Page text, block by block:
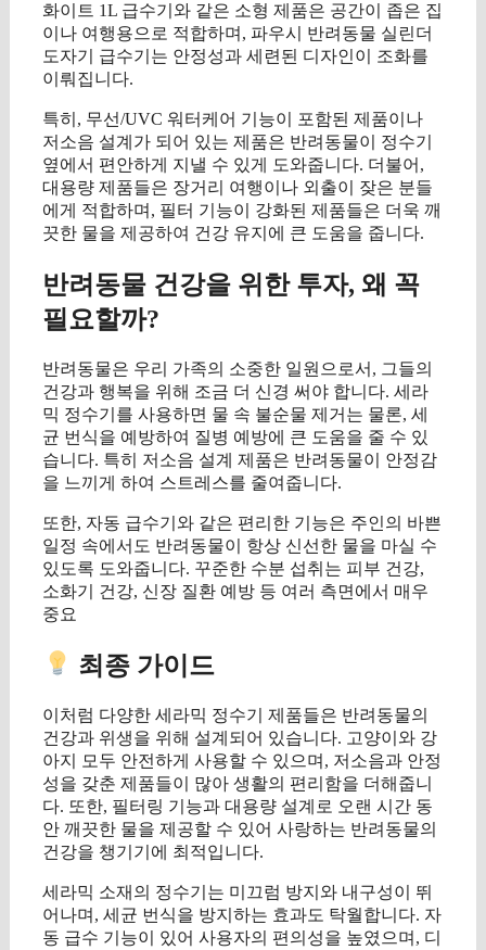
화이트 1L 급수기와 같은 소형 제품은 공간이 좁은 집
이나 여행용으로 적합하며, 파우시 반려동물 실린더
도자기 급수기는 안정성과 세련된 디자인이 조화를
이뤄집니다.
특히, 무선/UVC 워터케어 기능이 포함된 제품이나
저소음 설계가 되어 있는 제품은 반려동물이 정수기
옆에서 편안하게 지낼 수 있게 도와줍니다. 더불어,
대용량 제품들은 장거리 여행이나 외출이 잦은 분들
에게 적합하며, 필터 기능이 강화된 제품들은 더욱 깨
끗한 물을 제공하여 건강 유지에 큰 도움을 줍니다.
반려동물 건강을 위한 투자, 왜 꼭
필요할까?
반려동물은 우리 가족의 소중한 일원으로서, 그들의
건강과 행복을 위해 조금 더 신경 써야 합니다. 세라
믹 정수기를 사용하면 물 속 불순물 제거는 물론, 세
균 번식을 예방하여 질병 예방에 큰 도움을 줄 수 있
습니다. 특히 저소음 설계 제품은 반려동물이 안정감
을 느끼게 하여 스트레스를 줄여줍니다.
또한, 자동 급수기와 같은 편리한 기능은 주인의 바쁜
일정 속에서도 반려동물이 항상 신선한 물을 마실 수
있도록 도와줍니다. 꾸준한 수분 섭취는 피부 건강,
소화기 건강, 신장 질환 예방 등 여러 측면에서 매우
중요
최종 가이드
이처럼 다양한 세라믹 정수기 제품들은 반려동물의
건강과 위생을 위해 설계되어 있습니다. 고양이와 강
아지 모두 안전하게 사용할 수 있으며, 저소음과 안정
성을 갖춘 제품들이 많아 생활의 편리함을 더해줍니
다. 또한, 필터링 기능과 대용량 설계로 오랜 시간 동
안 깨끗한 물을 제공할 수 있어 사랑하는 반려동물의
건강을 챙기기에 최적입니다.
세라믹 소재의 정수기는 미끄럼 방지와 내구성이 뛰
어나며, 세균 번식을 방지하는 효과도 탁월합니다. 자
동 급수 기능이 있어 사용자의 편의성을 높였으며, 디